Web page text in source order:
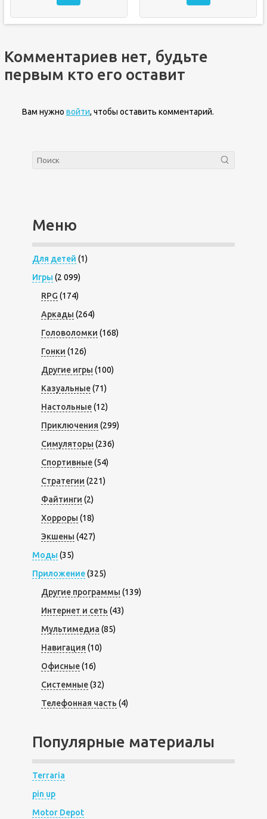
Комментариев нет, будьте
первым кто его оставит
Вам нужно войти, чтобы оставить комментарий.
Меню
Для детей (1)
Игры (2 099)
RPG (174)
Аркады (264)
Головоломки (168)
Гонки (126)
Другие игры (100)
Казуальные(71)
Настольные(12)
Приключения (299)
Симуляторы (236)
Спортивные(54)
Стратегии (221)
Файтинги (2)
Хорроры (18)
Экшены (427)
Моды (35)
Приложение(325)
Другие программы (139)
Интернет и сеть (43)
Мультимедиа (85)
Навигация (10)
Офисные(16)
Системные(32)
Телефонная часть (4)
Популярные материалы
Terraria
pin up
Motor Depot